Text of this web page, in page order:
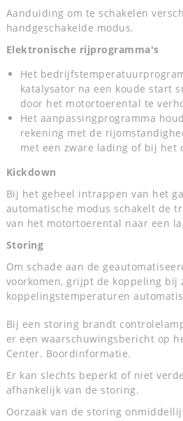
Aanduiding om te schakelen
handgeschakelde modus.
Elektronische rijprogramma's
Het
katalysator na een koude start
door het motortoerental te
Het aanpassingprogramma
rekening met de
met een zware lading of bij het
Kickdown
Bij het geheel intrappen van het
automatische modus schakelt de
van het motortoerental naar een
Storing
Om schade aan de
voorkomen, grijpt de koppeling bij
koppelingstemperaturen
Bij een storing brandt
er een waarschuwingsbericht op
Center. Boordinformatie.
Er kan slechts beperkt of niet
afhankelijk van de storing.
Oorzaak van de storing